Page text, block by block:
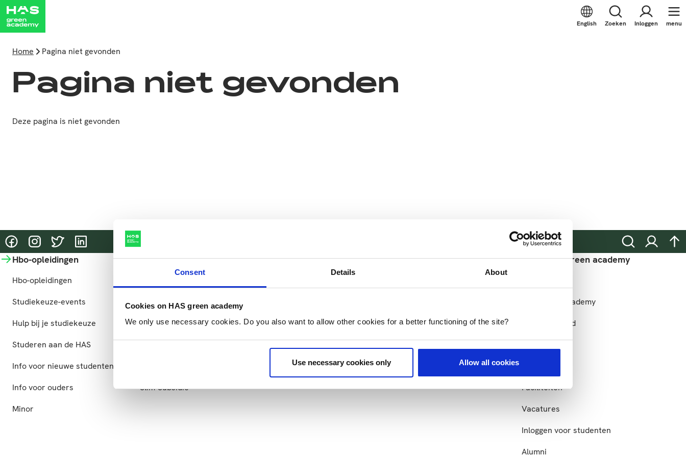
Consent Details About
Cookies on HAS green academy
We only use necessary cookies. Do you also want to allow other cookies for a better functioning of the site?
Use necessary cookies only Allow all cookies
English Zoeken Inloggen menu
Home Pagina niet gevonden
Pagina niet gevonden
Deze pagina is niet gevonden
@HASgreenacademy
@HASgreenacademy
@greenacademyHAS
@HASgreenacademy ZoekenInloggen
Hbo-opleidingen
Hbo-opleidingen
Studiekeuze-events
Hulp bij je studiekeuze
Studeren aan de HAS
Info voor nieuwe studenten
Info voor ouders
Minor
Bedrijfsopleidingen
Incompany en maatwerk
Praktische informatie
Slim-Subsidie
Onderzoek
Projecten
Samenwerken
Partnerbedrijven
Meer HAS green academy
HAS green academy
Duurzaamheid
Faciliteiten
Vacatures
Inloggen voor studenten
Alumni